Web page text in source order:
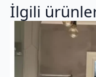
İlgili